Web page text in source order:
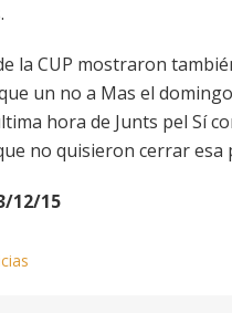
la CUP mostraron
un no a Mas el
hora de Junts pel Sí
no quisieron cerrar esa
12/15